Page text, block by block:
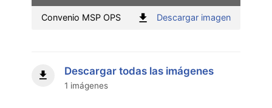
Convenio MSP OPS Descargar imagen:
Descargar todas las imágenes
1 imágenes